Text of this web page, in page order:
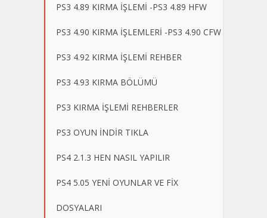
PS3 4.89 KIRMA İŞLEMİ -PS3 4.89 HFW
PS3 4.90 KIRMA İŞLEMLERİ -PS3 4.90 CFW
PS3 4.92 KIRMA İŞLEMİ REHBER
PS3 4.93 KIRMA BÖLÜMÜ
PS3 KIRMA İŞLEMİ REHBERLER
PS3 OYUN İNDİR TIKLA
PS4 2.1.3 HEN NASIL YAPILIR
PS4 5.05 YENİ OYUNLAR VE FİX
DOSYALARI